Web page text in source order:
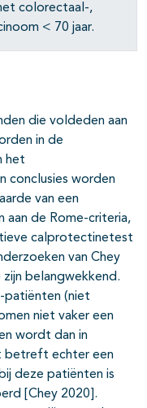
colorectaal-,
< 70 jaar.
die voldeden aan
in de
het
conclusies worden
van een
de Rome-criteria,
calprotectinetest
van Chey
zijn belangwekkend.
patiënten (niet
niet vaker een
wordt dan in
betreft echter een
deze patiënten is
[Chey 2020].